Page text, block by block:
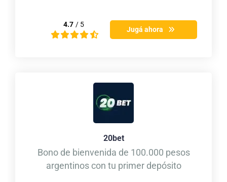
4.7 / 5
Jugá ahora
20bet
Bono de bienvenida de 100.000 pesos
argentinos con tu primer depósito